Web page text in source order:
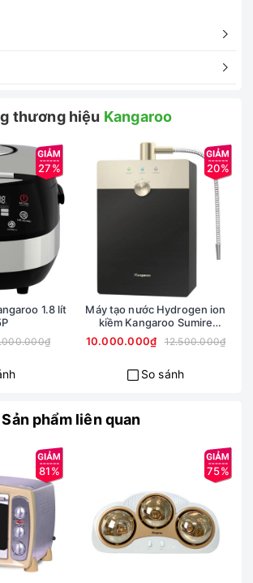
thương hiệu Kangaroo
27%
1.8 lít
20%
Máy tạo nước Hydrogen ion
kiềm Kangaroo Sumire
KGRF04E
10.000.000₫ 12.500.000₫
So sánh
Sản phẩm liên quan
81% 75%